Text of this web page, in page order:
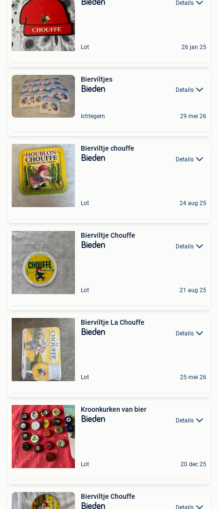
Bieden Details
Lot 26 jan 25
Bierviltjes
Bieden Details
Ichtegem 29 mei 26
Bierviltje chouffe
Bieden Details
Lot 24 aug 25
Bierviltje Chouffe
Bieden Details
Lot 21 aug 25
Bierviltje La Chouffe
Bieden Details
Lot 25 mei 26
Kroonkurken van bier
Bieden Details
Lot 20 dec 25
Bierviltje Chouffe
Bieden Details